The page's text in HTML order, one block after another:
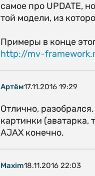
самое про UPDATE,
той модели, из
Примеры в конце
http://mv-
Артём17.11.2016 19:29
Отлично,
картинки
AJAX конечно.
Maxim18.11.2016 22:03